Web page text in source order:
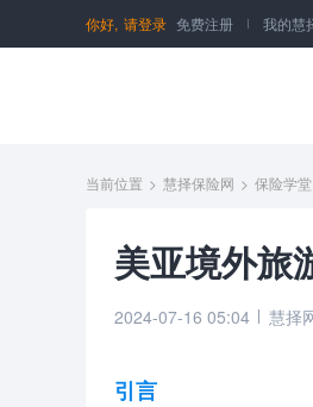
你好, 请登录 免费注册 我的慧
当前位置 > 慧择保险网 > 保险学堂
美亚境外旅
2024-07-16 05:04 慧择
引言